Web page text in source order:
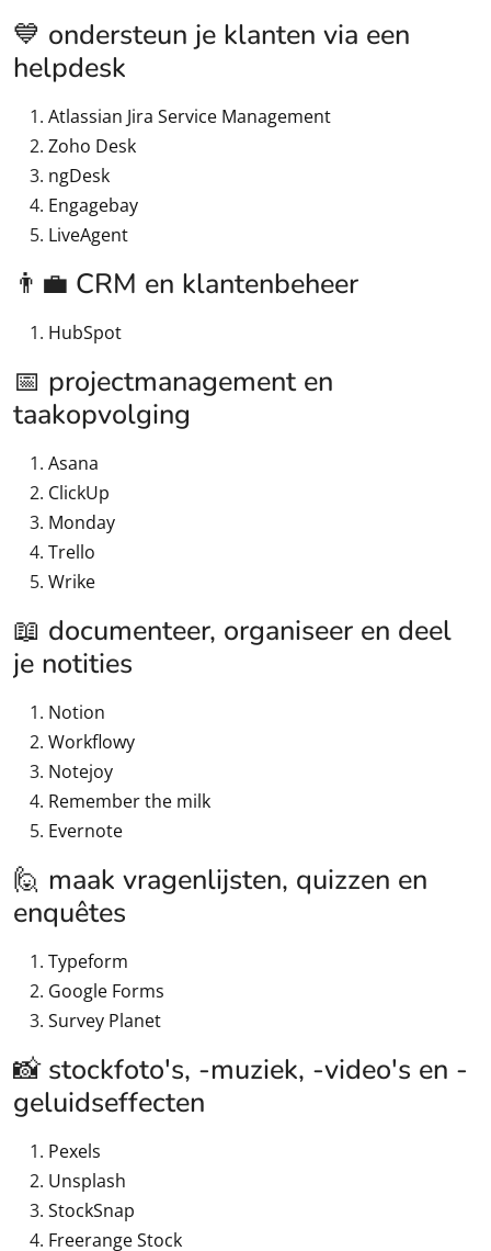
💙 ondersteun je klanten via een
helpdesk
Atlassian Jira Service Management
Zoho Desk
ngDesk
Engagebay
LiveAgent
👨‍💼 CRM en klantenbeheer
HubSpot
📅 projectmanagement en
taakopvolging
Asana
ClickUp
Monday
Trello
Wrike
📖 documenteer, organiseer en deel
je notities
Notion
Workflowy
Notejoy
Remember the milk
Evernote
🙋 maak vragenlijsten, quizzen en
enquêtes
Typeform
Google Forms
Survey Planet
📸 stockfoto's, -muziek, -video's en -
geluidseffecten
Pexels
Unsplash
StockSnap
Freerange Stock